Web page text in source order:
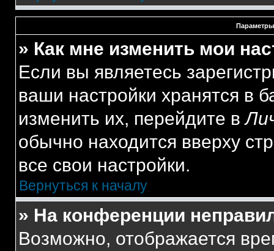
Параметры
» Как мне изменить мои
Если вы являетесь
ваши настройки хранятся в
изменить их, перейдите в
обычно находится вверху
все свои настройки.
Вернуться к началу
» На конференции
Возможно, отображается